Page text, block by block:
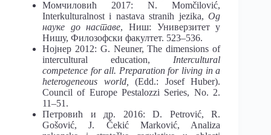
Момчиловић 2017: N. Momčilović,
Interkulturalnost i nastava stranih jezika,Од
науке до наставе, Ниш: Универзитет у
Нишу, Филозофски факултет. 523–536.
Нојнер 2012: G. Neuner, The dimensions of
intercultural education, Intercultural
competence for all. Preparation for living in a
heterogeneous world,(Edd.: Josef Huber).
Council of Europe Pestalozzi Series, No. 2.
11–51.
Петровић и др. 2016: D. Petrović, R.
Gošović, J. Čekić Marković, Analiza